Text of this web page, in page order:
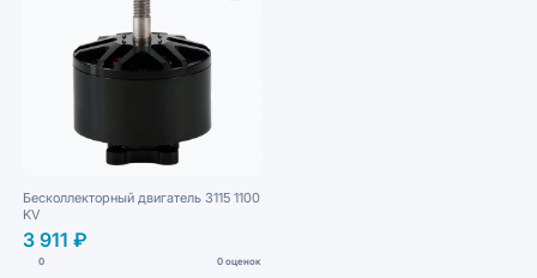
Бесколлекторный двигатель 3115 1100
KV
3 911 ₽
0 0 оценок